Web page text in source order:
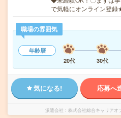
で気軽にオンライン登
職場の雰囲気
年齢層
20代
30代
気になる! 応募へ
派遣会社 株式会社綜合キャリアオ